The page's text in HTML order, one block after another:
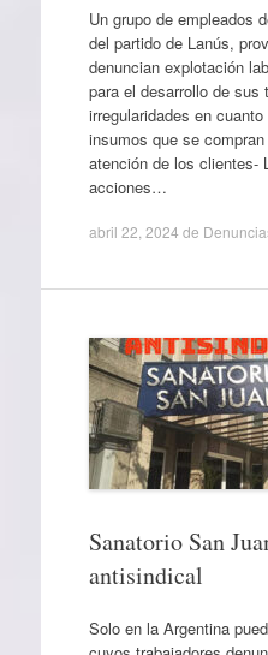
Un grupo de empleados
del partido de Lanús,
denuncian explotación
para el desarrollo de sus
irregularidades en
insumos que se
atención de los clientes-
acciones…
abril 22, 2024 de
Sanatorio San
antisindical
Solo en la Argentina